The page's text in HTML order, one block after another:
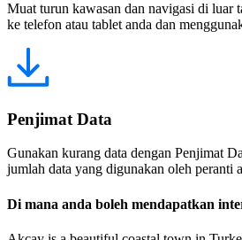
Muat turun kawasan dan navigasi di luar
ke telefon atau tablet anda dan
Penjimat Data
Gunakan kurang data dengan Penjimat
jumlah data yang digunakan oleh peranti
Di mana anda boleh mendapatkan